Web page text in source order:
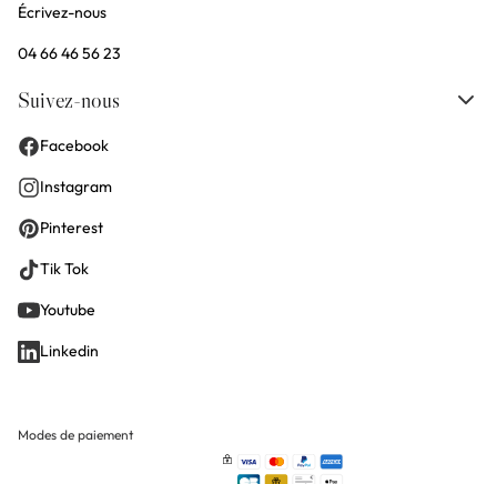
Écrivez-nous
04 66 46 56 23
Suivez-nous
Facebook
Instagram
Pinterest
Tik Tok
Youtube
Linkedin
Modes de paiement